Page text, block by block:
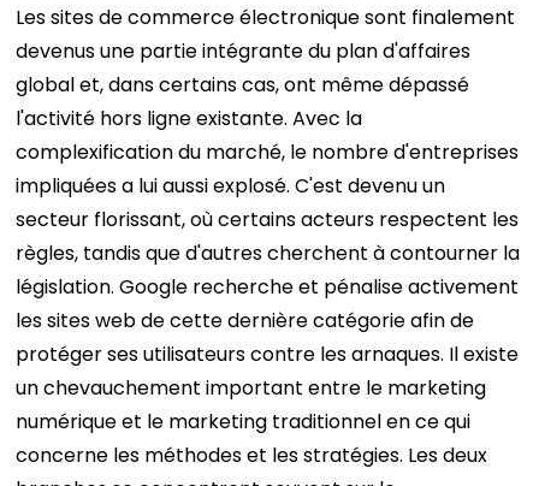
Les sites de commerce électronique sont finalement
devenus une partie intégrante du plan d'affaires
global et, dans certains cas, ont même dépassé
l'activité hors ligne existante. Avec la
complexification du marché, le nombre d'entreprises
impliquées a lui aussi explosé. C'est devenu un
secteur florissant, où certains acteurs respectent les
règles, tandis que d'autres cherchent à contourner la
législation. Google recherche et pénalise activement
les sites web de cette dernière catégorie afin de
protéger ses utilisateurs contre les arnaques. Il existe
un chevauchement important entre le marketing
numérique et le marketing traditionnel en ce qui
concerne les méthodes et les stratégies. Les deux